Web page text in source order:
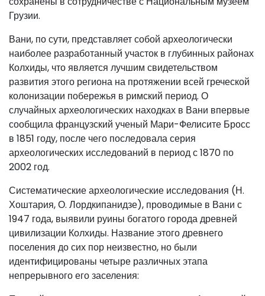
Грузии.
Вани, по сути, представляет собой археологически
наиболее разработанный участок в глубинных районах
Колхиды, что является лучшим свидетельством
развития этого региона на протяжении всей греческой
колонизации побережья в римский период. О
случайных археологических находках в Вани впервые
сообщила французский ученый Мари-Фелисите Бросс
в 1851 году, после чего последовала серия
археологических исследований в период с 1870 по
2002 год.
Систематические археологические исследования (Н.
Хоштария, О. Лордкипанидзе), проводимые в Вани с
1947 года, выявили руины богатого города древней
цивилизации Колхиды. Название этого древнего
поселения до сих пор неизвестно, но были
идентифицированы четыре различных этапа
непрерывного его заселения: